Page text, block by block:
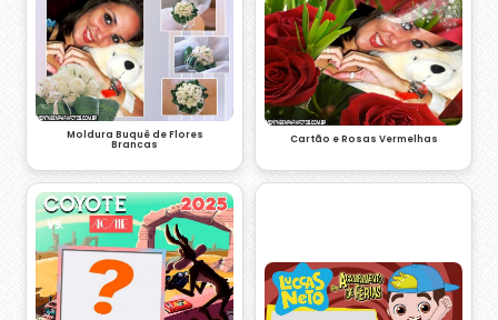
Moldura Buquê de Flores
Brancas Cartão e Rosas Vermelhas